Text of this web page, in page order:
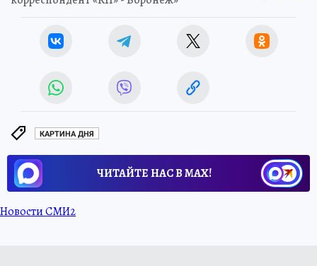
КАРТИНА ДНЯ
ЧИТАЙТЕ НАС В МАХ!
Новости СМИ2